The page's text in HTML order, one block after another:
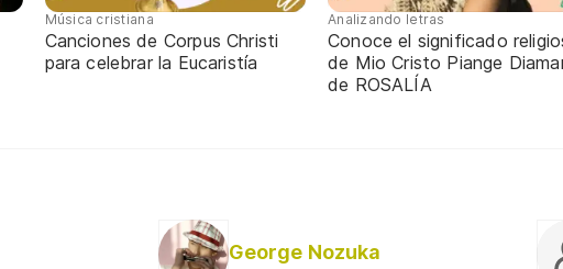
Música cristiana
Canciones de Corpus Christi
para celebrar la Eucaristía
Analizando letras
Conoce el significado
de Mio Cristo Piange
de ROSALÍA
George Nozuka